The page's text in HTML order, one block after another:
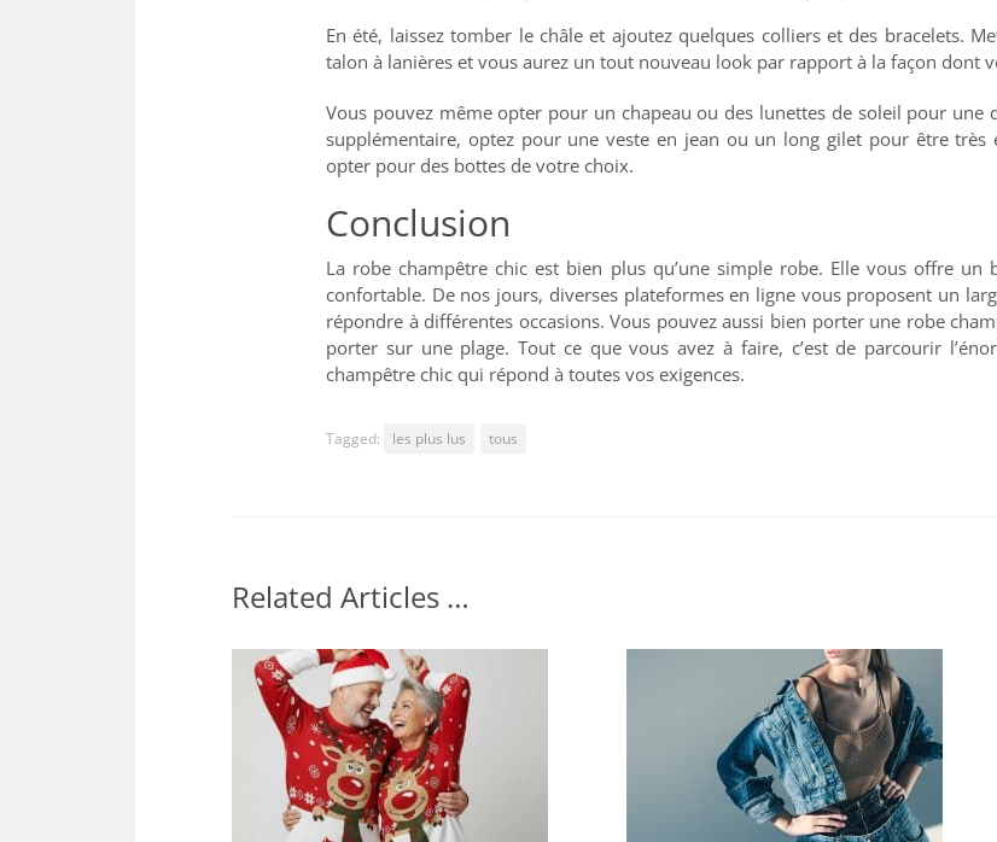
En été, laissez tomber le châle et ajoutez quelques colliers et des bracelets.
talon à lanières et vous aurez un tout nouveau look par rapport à la façon dont
Vous pouvez même opter pour un chapeau ou des lunettes de soleil pour une
supplémentaire, optez pour une veste en jean ou un long gilet pour être
opter pour des bottes de votre choix.
Conclusion
La robe champêtre chic est bien plus qu’une simple robe. Elle vous offre
confortable. De nos jours, diverses plateformes en ligne vous proposent un
répondre à différentes occasions. Vous pouvez aussi bien porter une robe
porter sur une plage. Tout ce que vous avez à faire, c’est de parcourir
champêtre chic qui répond à toutes vos exigences.
Tagged: les plus lus tous
Related Articles …